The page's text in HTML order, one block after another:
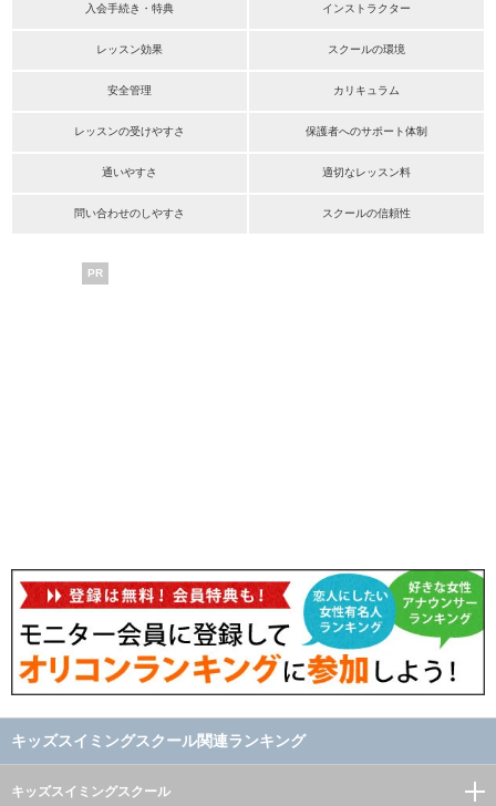
入会手続き・特典 インストラクター
レッスン効果 スクールの環境
安全管理 カリキュラム
レッスンの受けやすさ 保護者へのサポート体制
通いやすさ 適切なレッスン料
問い合わせのしやすさ スクールの信頼性
PR
キッズスイミングスクール関連ランキング
キッズスイミングスクール